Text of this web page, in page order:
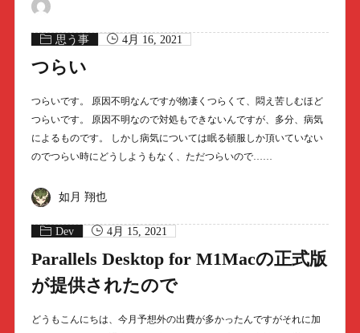
思う事 4月 16, 2021
つらい
つらいです。 原因不明なんですが物凄くつらくて、悶え苦しむほど
つらいです。 原因不明なので対処もできないんですが、多分、病気
によるものです。 しかし病気については眠る頓服しか頂いていない
のでつらい時にどうしようもなく、ただつらいので……
如月 翔也
Dev 4月 15, 2021
Parallels Desktop for M1Macの正式版
が提供されたので
どうもこんにちは、今月予想外の出費が多かったんですがそれに加